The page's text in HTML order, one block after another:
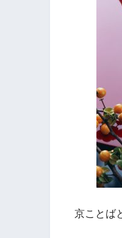
京ことば